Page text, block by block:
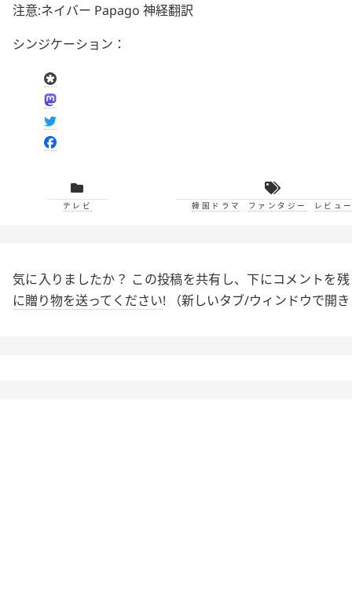
注意:ネイバー Papago 神経翻訳
シンジケーション：
テレビ 韓国ドラマ ファンタジー レビュ
気に入りましたか？ この投稿を共有し、下にコメントを
に贈り物を送ってください! （新しいタブ/ウィンドウで開